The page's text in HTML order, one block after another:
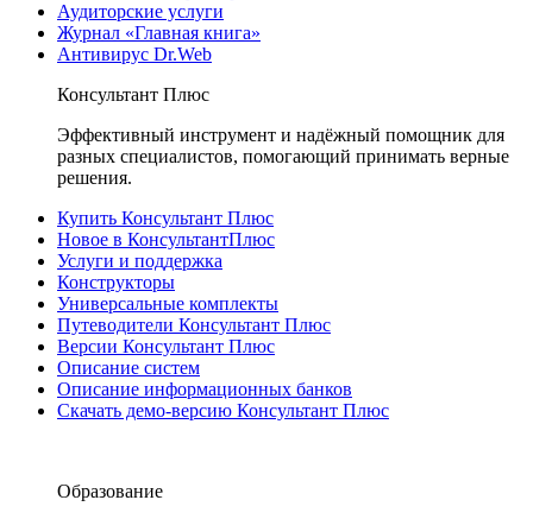
Аудиторские услуги
Журнал «Главная книга»
Антивирус Dr.Web
Консультант Плюс
Эффективный инструмент и надёжный помощник для
разных специалистов, помогающий принимать верные
решения.
Купить Консультант Плюс
Новое в КонсультантПлюс
Услуги и поддержка
Конструкторы
Универсальные комплекты
Путеводители Консультант Плюс
Версии Консультант Плюс
Описание систем
Описание информационных банков
Скачать демо-версию Консультант Плюс
Образование